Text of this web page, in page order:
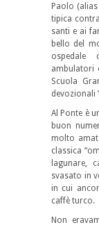
Paolo
tipica
santi e ai
bello del
ospedale
ambulatori
Scuola
devozionali
Al Ponte è
buon
molto
classica
lagunare,
svasato in
in cui
caffè turco.
Non